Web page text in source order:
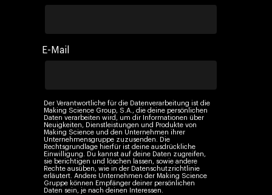
E-Mail
Der Verantwortliche für die Datenverarbeitung ist die
Making Science Group, S.A., die deine persönlichen
Daten verarbeiten wird, um dir Informationen über
Neuigkeiten, Dienstleistungen und Produkte von
Making Science und den Unternehmen ihrer
Unternehmensgruppe zuzusenden. Die
Rechtsgrundlage hierfür ist deine ausdrückliche
Einwilligung. Du kannst auf deine Daten zugreifen,
sie berichtigen und löschen lassen, sowie andere
Rechte ausüben, wie in der Datenschutzrichtlinie
erläutert. Andere Unternehmen der Making Science
Gruppe können Empfänger deiner persönlichen
Daten sein, je nach deinen Interessen.
Paid Media
Marketing
Cloud & AI